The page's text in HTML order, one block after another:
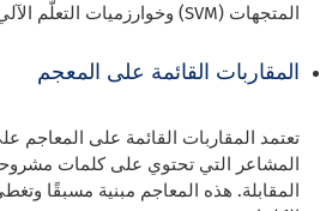
المتجهات (SVM) وخوارزميات التعلّم الآلي الساذجة وأشجار القرار.
المقاربات القائمة على المعجم
تعتمد المقاربات القائمة على المعاجم
المشاعر التي تحتوي على كلمات
المقابلة. هذه المعاجم مبنية مسبقًا